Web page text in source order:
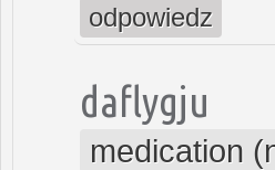
odpowiedz
daflygju
medication